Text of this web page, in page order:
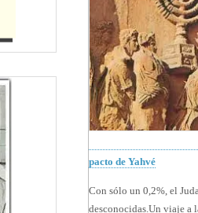
pacto de Yahvé
Con sólo un 0,2%, el
desconocidas. Un viaje a